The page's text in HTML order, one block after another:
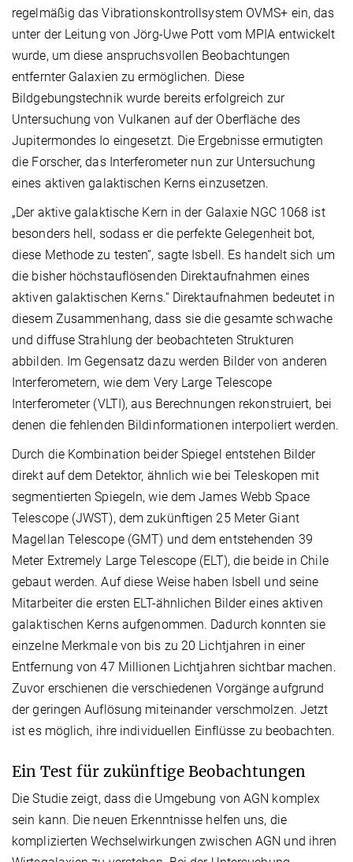
regelmäßig das Vibrationskontrollsystem OVMS+ ein, das
unter der Leitung von Jörg-Uwe Pott vom MPIA entwickelt
wurde, um diese anspruchsvollen Beobachtungen
entfernter Galaxien zu ermöglichen. Diese
Bildgebungstechnik wurde bereits erfolgreich zur
Untersuchung von Vulkanen auf der Oberfläche des
Jupitermondes Io eingesetzt. Die Ergebnisse ermutigten
die Forscher, das Interferometer nun zur Untersuchung
eines aktiven galaktischen Kerns einzusetzen.
„Der aktive galaktische Kern in der Galaxie NGC 1068 ist
besonders hell, sodass er die perfekte Gelegenheit bot,
diese Methode zu testen“, sagte Isbell. Es handelt sich um
die bisher höchstauflösenden Direktaufnahmen eines
aktiven galaktischen Kerns.“ Direktaufnahmen bedeutet in
diesem Zusammenhang, dass sie die gesamte schwache
und diffuse Strahlung der beobachteten Strukturen
abbilden. Im Gegensatz dazu werden Bilder von anderen
Interferometern, wie dem Very Large Telescope
Interferometer (VLTI), aus Berechnungen rekonstruiert, bei
denen die fehlenden Bildinformationen interpoliert werden.
Durch die Kombination beider Spiegel entstehen Bilder
direkt auf dem Detektor, ähnlich wie bei Teleskopen mit
segmentierten Spiegeln, wie dem James Webb Space
Telescope (JWST), dem zukünftigen 25 Meter Giant
Magellan Telescope (GMT) und dem entstehenden 39
Meter Extremely Large Telescope (ELT), die beide in Chile
gebaut werden. Auf diese Weise haben Isbell und seine
Mitarbeiter die ersten ELT-ähnlichen Bilder eines aktiven
galaktischen Kerns aufgenommen. Dadurch konnten sie
einzelne Merkmale von bis zu 20 Lichtjahren in einer
Entfernung von 47 Millionen Lichtjahren sichtbar machen.
Zuvor erschienen die verschiedenen Vorgänge aufgrund
der geringen Auflösung miteinander verschmolzen. Jetzt
ist es möglich, ihre individuellen Einflüsse zu beobachten.
Ein Test für zukünftige Beobachtungen
Die Studie zeigt, dass die Umgebung von AGN komplex
sein kann. Die neuen Erkenntnisse helfen uns, die
komplizierten Wechselwirkungen zwischen AGN und ihren